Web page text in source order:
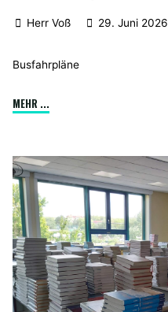
Herr Voß 29. Juni 2026
Busfahrpläne
MEHR ...